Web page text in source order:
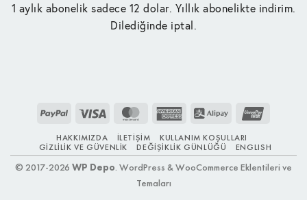
1 aylık abonelik sadece 12 dolar. Yıllık abonelikte indirim.
Dilediğinde iptal.
PayPal Visa MasterCardAmerican
Alipay
HAKKIMIZDA İLETIŞIM
KULLANIM KOŞULLARI
GIZLILIK VE GÜVENLIK
DEĞIŞIKLIK GÜNLÜĞÜ ENGLISH
© 2017-2026 WP Depo. WordPress & WooCommerce Eklentileri ve
Temaları